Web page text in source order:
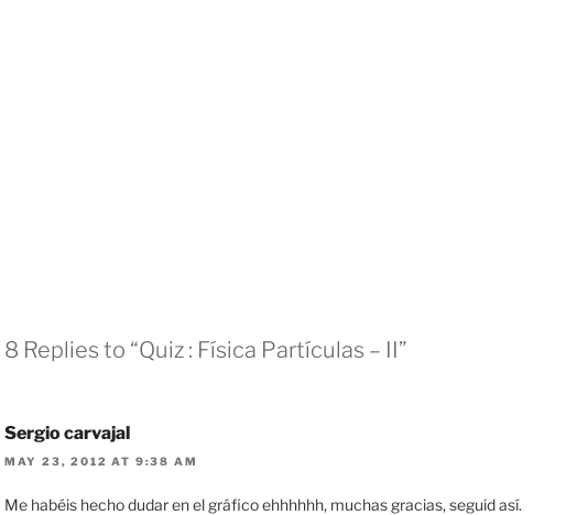
8 Replies to “Quiz : Física Partículas – II”
Sergio carvajal
MAY 23, 2012 AT 9:38 AM
Me habéis hecho dudar en el gráfico ehhhhhh, muchas gracias, seguid así.